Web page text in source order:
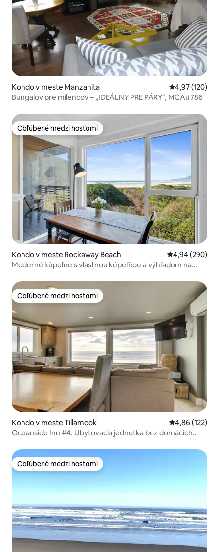
Kondo v meste Manzanita Priemerné
4,97 (120)
Bungalov pre milencov – „IDEÁLNY PRE PÁRY“, MCA#786
Obľúbené medzi hosťami
Obľúbené medzi hosťami
Kondo v meste Rockaway Beach Priemerné
4,94 (290)
Moderné kúpeľne s vlastnou kúpeľňou a výhľadom na
Obľúbené medzi hosťami
Obľúbené medzi hosťami
Kondo v meste Tillamook Priemerné
4,86 (122)
Oceanside Inn #4: Ubytovacia jednotka bez domácich
Obľúbené medzi hosťami
Obľúbené medzi hosťami